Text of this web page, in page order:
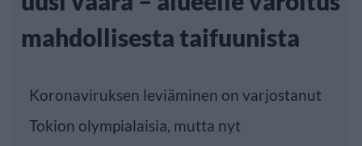
mahdollisesta taifuunista
Koronaviruksen leviäminen on varjostanut
Tokion olympialaisia, mutta nyt